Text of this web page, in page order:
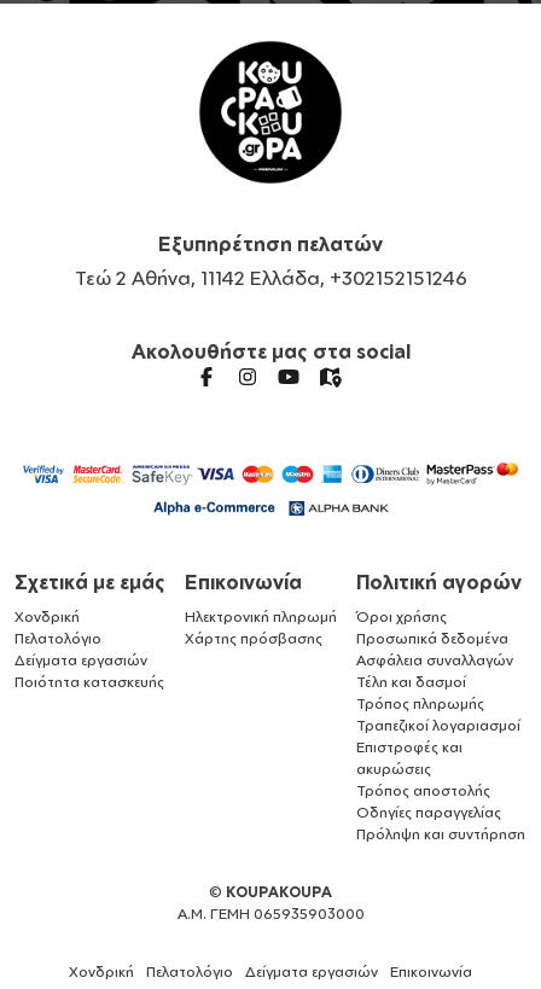
Εξυπηρέτηση πελατών
Τεώ 2 Αθήνα, 11142 Ελλάδα, +302152151246
Ακολουθήστε μας στα social
Σχετικά με εμάς
Χονδρική
Πελατολόγιο
Δείγματα εργασιών
Ποιότητα κατασκευής
Επικοινωνία
Ηλεκτρονική πληρωμή
Χάρτης πρόσβασης
Πολιτική αγορών
Όροι χρήσης
Προσωπικά δεδομένα
Ασφάλεια συναλλαγών
Τέλη και δασμοί
Τρόπος πληρωμής
Τραπεζικοί λογαριασμοί
Επιστροφές και
ακυρώσεις
Τρόπος αποστολής
Οδηγίες παραγγελίας
Πρόληψη και συντήρηση
© KOUPAKOUPA
Α.Μ. ΓΕΜΗ 065935903000
Χονδρική Πελατολόγιο Δείγματα εργασιών Επικοινωνία